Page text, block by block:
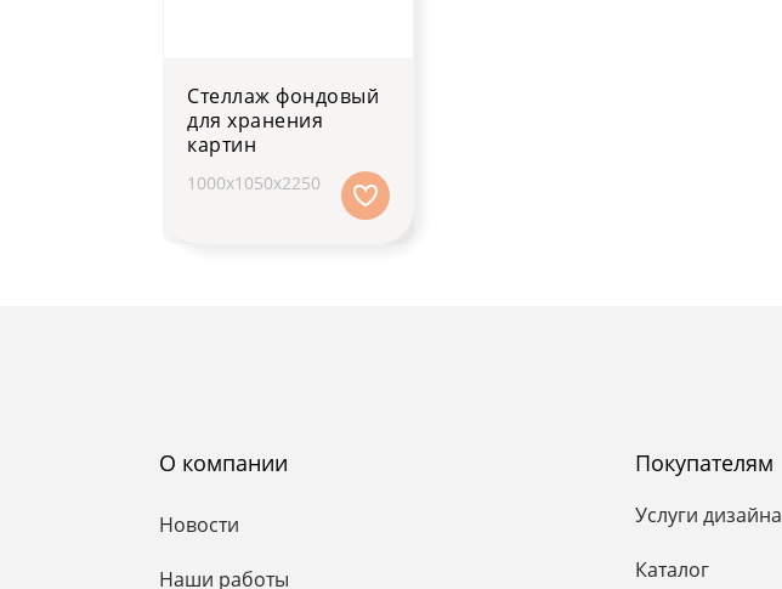
Стеллаж фондовый
для хранения
картин
1000х1050х2250
О компании
Новости
Наши работы
Покупателям
Услуги дизайна
Каталог